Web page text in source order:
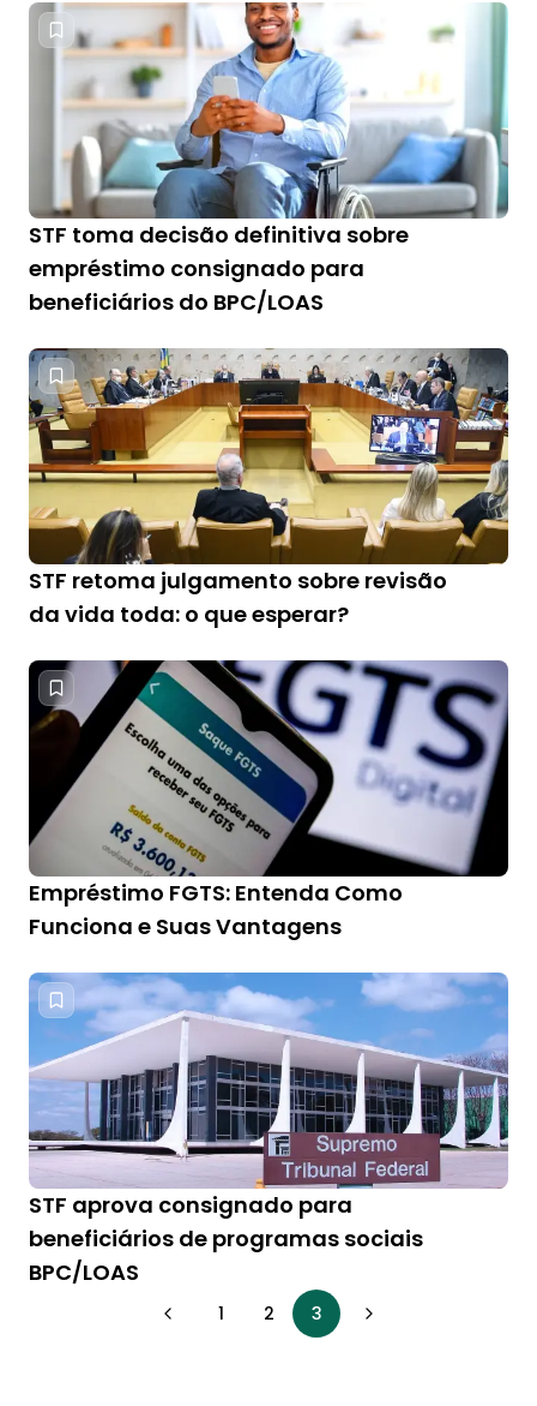
STF toma decisão definitiva sobre
empréstimo consignado para
beneficiários do BPC/LOAS
STF retoma julgamento sobre revisão
da vida toda: o que esperar?
Empréstimo FGTS: Entenda Como
Funciona e Suas Vantagens
STF aprova consignado para
beneficiários de programas sociais
BPC/LOAS
1 2 3